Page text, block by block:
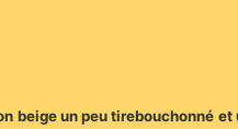
beige un peu tirebouchonné et